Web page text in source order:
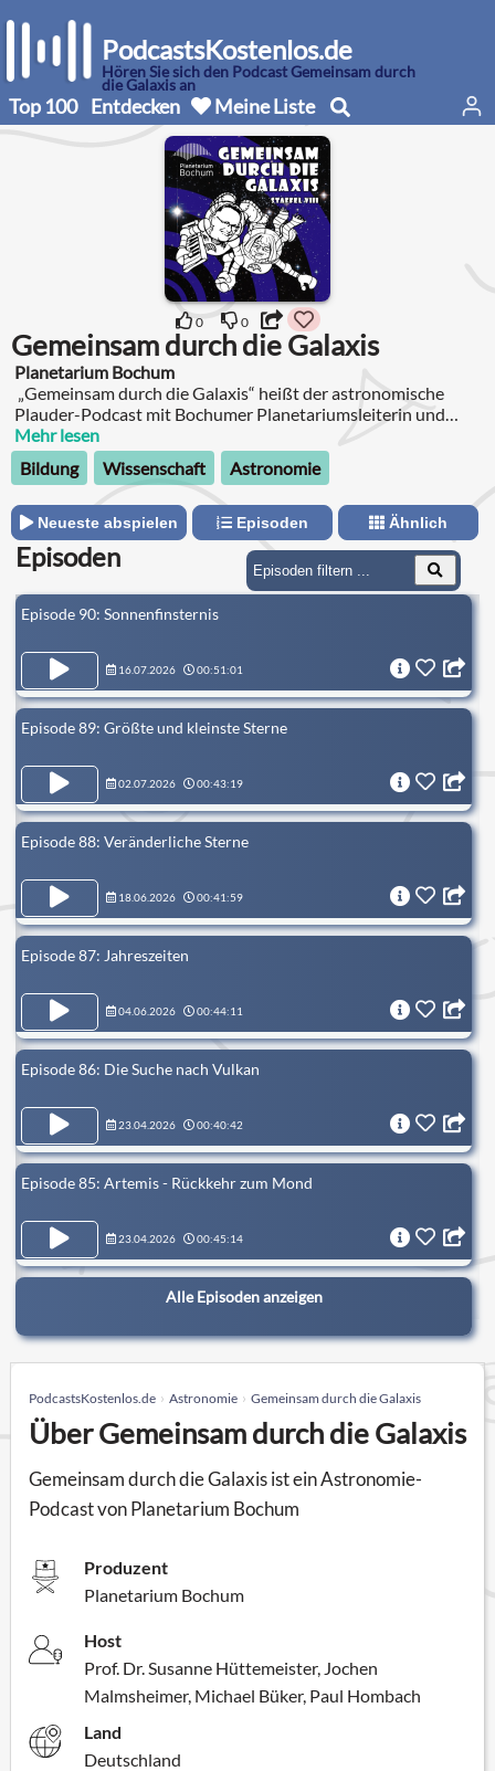
PodcastsKostenlos.de
Hören Sie sich den Podcast Gemeinsam durch
die Galaxis an
Top 100 Entdecken Meine Liste
0 0
Gemeinsam durch die Galaxis
Planetarium Bochum
„Gemeinsam durch die Galaxis“ heißt der astronomische
Plauder-Podcast mit Bochumer Planetariumsleiterin und
Astronomin Prof. Dr. Susanne Hüttemeister und ihren
galaktischen Mitreisen, darunter der stimmgewaltig-
wortgewandte Kabarettist und Hobby-Astronom Jochen
Michael Büker bis in Staffel drei und Susannes langjähriger
Freund und Astronomiekenner Paul Hombach ab Staffel vier.
Mehr lesen
Bildung
Wissenschaft Astronomie
Neueste abspielen Episoden Ähnlich
Episoden
Episode 90: Sonnenfinsternis
16.07.2026 00:51:01
Episode 89: Größte und kleinste Sterne
02.07.2026 00:43:19
Episode 88: Veränderliche Sterne
18.06.2026 00:41:59
Episode 87: Jahreszeiten
04.06.2026 00:44:11
Episode 86: Die Suche nach Vulkan
23.04.2026 00:40:42
Episode 85: Artemis - Rückkehr zum Mond
23.04.2026 00:45:14
Alle Episoden anzeigen
PodcastsKostenlos.de Astronomie Gemeinsam durch die Galaxis
Über Gemeinsam durch die Galaxis
Gemeinsam durch die Galaxis ist ein Astronomie-
Podcast von Planetarium Bochum
Produzent
Planetarium Bochum
Host
Prof. Dr. Susanne Hüttemeister, Jochen
Malmsheimer, Michael Büker, Paul Hombach
Land
Deutschland